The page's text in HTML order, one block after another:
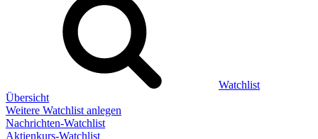
Watchlist
Übersicht
Weitere Watchlist anlegen
Nachrichten-Watchlist
Aktienkurs-Watchlist